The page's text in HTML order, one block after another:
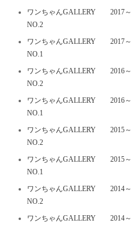
ワンちゃんGALLERY 2017～
NO.2
ワンちゃんGALLERY 2017～
NO.1
ワンちゃんGALLERY 2016～
NO.2
ワンちゃんGALLERY 2016～
NO.1
ワンちゃんGALLERY 2015～
NO.2
ワンちゃんGALLERY 2015～
NO.1
ワンちゃんGALLERY 2014～
NO.2
ワンちゃんGALLERY 2014～